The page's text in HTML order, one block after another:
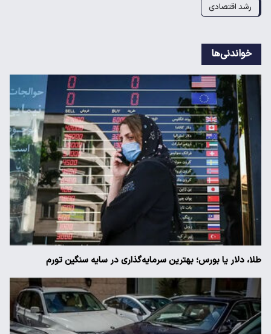
رشد اقتصادی
خواندنی‌ها
طلا، دلار یا بورس؛ بهترین سرمایه‌گذاری در سایه سنگین تورم